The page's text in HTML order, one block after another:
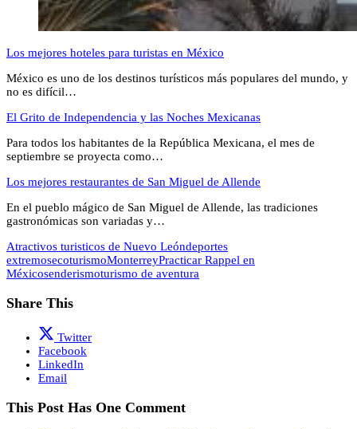
Los mejores hoteles para turistas en México
México es uno de los destinos turísticos más populares del mundo, y
no es difícil…
El Grito de Independencia y las Noches Mexicanas
Para todos los habitantes de la República Mexicana, el mes de
septiembre se proyecta como…
Los mejores restaurantes de San Miguel de Allende
En el pueblo mágico de San Miguel de Allende, las tradiciones
gastronómicas son variadas y…
Atractivos turisticos de Nuevo Leóndeportes
extremosecoturismoMonterreyPracticar Rappel en
Méxicosenderismoturismo de aventura
Share This
Twitter
Facebook
LinkedIn
Email
This Post Has One Comment